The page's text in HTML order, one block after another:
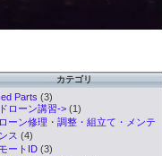
カテゴリ
Parts (3)
ローン講習->(1)
ローン修理・調整・組立て・メンテ
ス (4)
ートID(3)